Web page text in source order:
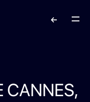
CANNES,